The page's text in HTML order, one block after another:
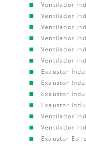
Ventilador
Ventilador
Ventilador
Ventilador
Ventilador
Ventilador
Exaustor
Exaustor
Exaustor
Exaustor
Ventilador
Ventilador
Exaustor